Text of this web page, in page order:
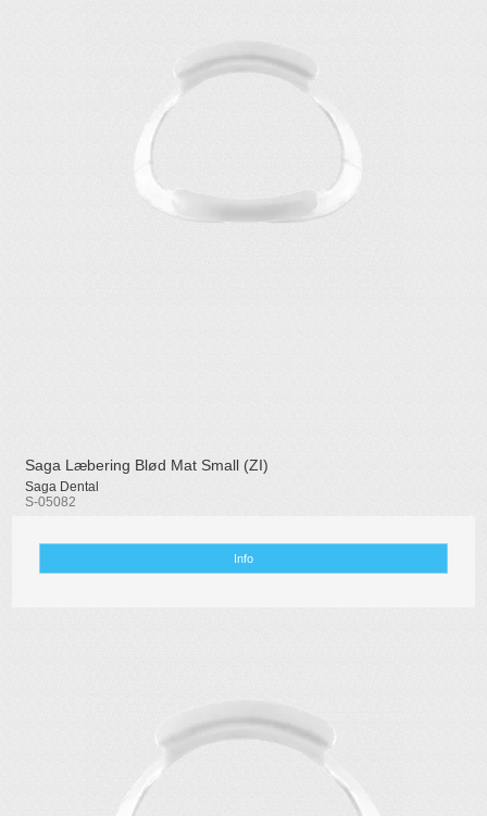
Saga Læbering Blød Mat Small (ZI)
Saga Dental
S-05082
Info